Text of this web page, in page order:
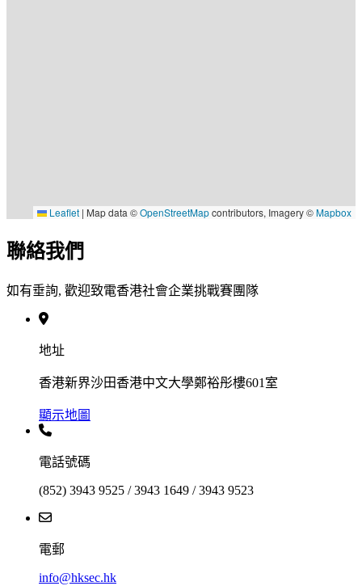
Leaflet | Map data ©OpenStreetMapcontributors, Imagery ©Mapbox
聯絡我們
如有垂詢, 歡迎致電香港社會企業挑戰賽團隊
地址
香港新界沙田香港中文大學鄭裕彤樓601室
顯示地圖
電話號碼
(852) 3943 9525 / 3943 1649 / 3943 9523
電郵
info@hksec.hk